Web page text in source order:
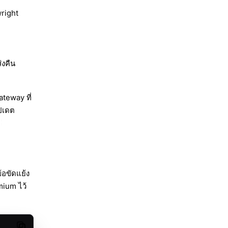
คืน
ที่
ดต
ขัดแย้ง
ไว้